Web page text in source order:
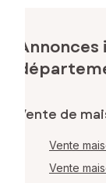
Vente de
Vente
Vente